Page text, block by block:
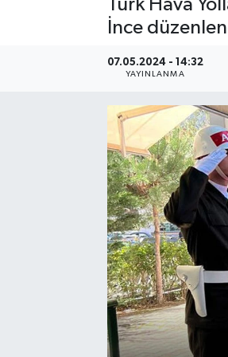
Türk Hava
İnce
07.05.2024 - 14:32
YAYINLANMA